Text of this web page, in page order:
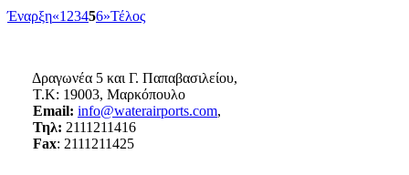
Έναρξη«1 23456»Τέλος
Δραγωνέα 5 και Γ. Παπαβασιλείου,
Τ.Κ: 19003, Μαρκόπουλο
Email: info@waterairports.com,
Τηλ: 2111211416
Fax: 2111211425